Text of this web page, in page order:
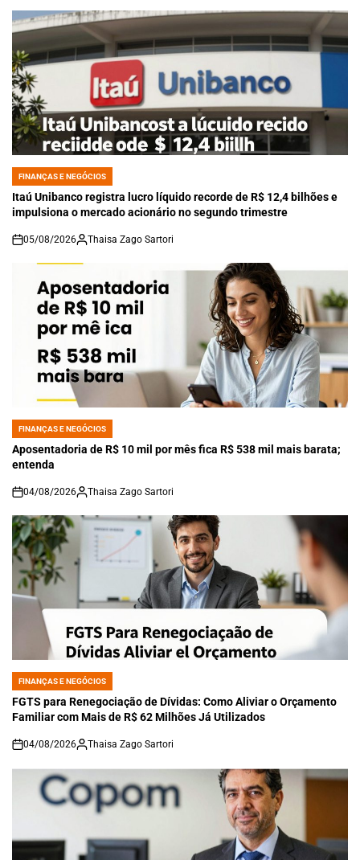
POSTED
IN
FINANÇAS E NEGÓCIOS
Itaú Unibanco registra lucro líquido recorde de R$ 12,4 bilhões e
impulsiona o mercado acionário no segundo trimestre
on
05/08/2026 Thaisa Zago Sartori
POSTED
IN
FINANÇAS E NEGÓCIOS
Aposentadoria de R$ 10 mil por mês fica R$ 538 mil mais barata;
entenda
on
04/08/2026 Thaisa Zago Sartori
POSTED
IN
FINANÇAS E NEGÓCIOS
FGTS para Renegociação de Dívidas: Como Aliviar o Orçamento
Familiar com Mais de R$ 62 Milhões Já Utilizados
on
04/08/2026 Thaisa Zago Sartori